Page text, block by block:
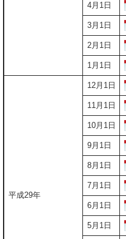
4月1日
3月1日
2月1日
1月1日
平成29年
12月1日
11月1日
10月1日
9月1日
8月1日
7月1日
6月1日
5月1日